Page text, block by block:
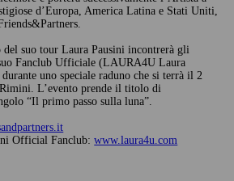
d’Europa, America Latina e Stati Uniti,
del suo tour Laura Pausini incontrerà gli
Fanclub Ufficiale (LAURA4U Laura
uno speciale raduno che si terrà il 2
L’evento prende il titolo di
“Il primo passo sulla luna”.
Official Fanclub:www.laura4u.com